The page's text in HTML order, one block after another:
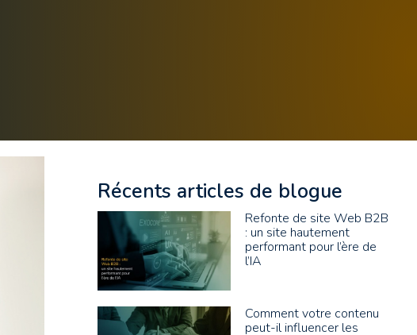
Récents articles de blogue
Refonte de site Web B2B
: un site hautement
performant pour l’ère de
l’IA
Comment votre contenu
peut-il influencer les